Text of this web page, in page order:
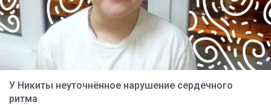
У Никиты неуточнëнное нарушение сердечного
ритма